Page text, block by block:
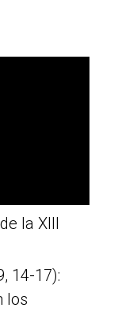
la XIII
14-17):
los